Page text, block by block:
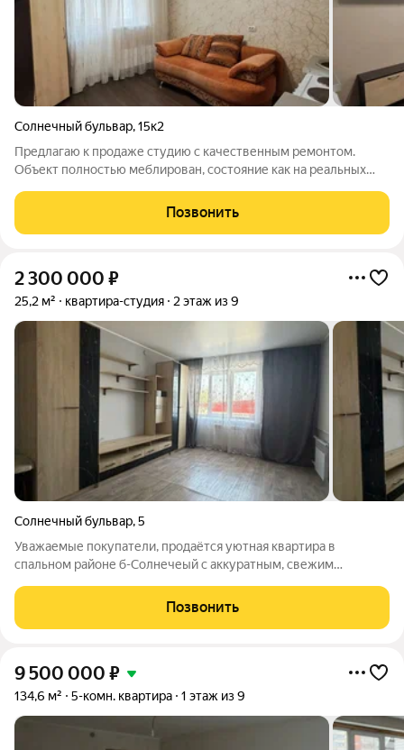
Солнечный бульвар,15к2
Предлагаю к продаже студию с качественным ремонтом.
Объект полностью меблирован, состояние как на реальных
Расположение: не угловая (теплая).
Позвонить
2 300 000 ₽
25,2 м² квартира-студия 2 этаж из 9
Солнечный бульвар,5
Уважаемые покупатели, продаётся уютная квартира в
спальном районе б-Солнечеый с аккуратным, свежим
новая, трубы заменены, счетчики горячей и холодной воды,
стеклопакеты пластик, на полу
Позвонить
9 500 000 ₽
134,6 м² 5-комн. квартира 1 этаж из 9